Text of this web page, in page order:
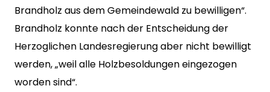
Brandholz aus dem Gemeindewald zu bewilligen“.
Brandholz konnte nach der Entscheidung der
Herzoglichen Landesregierung aber nicht bewilligt
werden, „weil alle Holzbesoldungen eingezogen
worden sind“.